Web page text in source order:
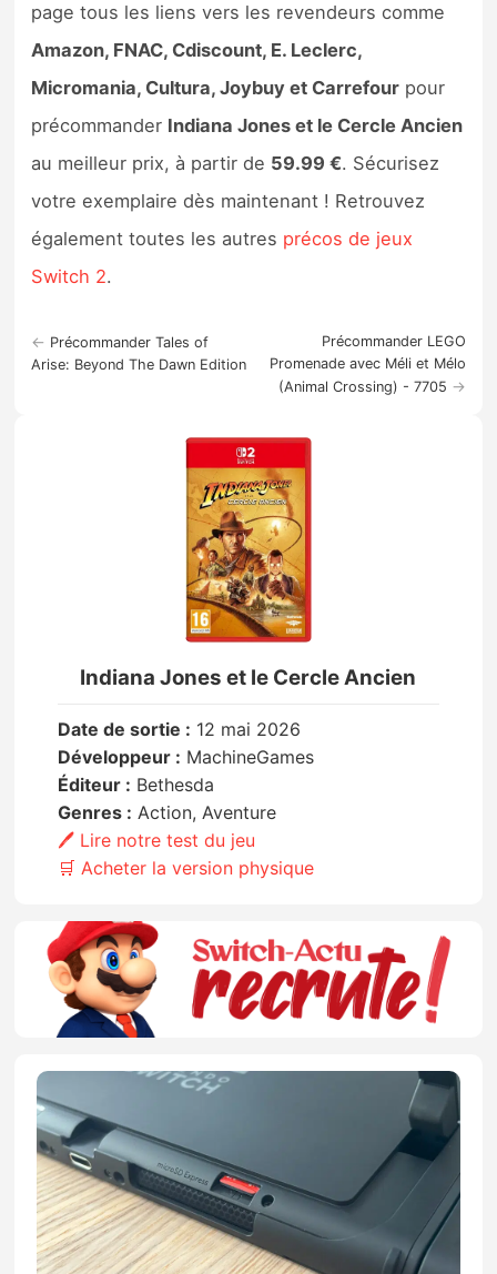
page tous les liens vers les revendeurs comme
Amazon, FNAC, Cdiscount, E. Leclerc,
Micromania, Cultura, Joybuy et Carrefour pour
précommander Indiana Jones et le Cercle Ancien
au meilleur prix, à partir de 59.99 €. Sécurisez
votre exemplaire dès maintenant ! Retrouvez
également toutes les autres précos de jeux
Switch 2.
← Précommander Tales of
Arise: Beyond The Dawn Edition
Précommander LEGO
Promenade avec Méli et Mélo
(Animal Crossing) - 7705 →
Indiana Jones et le Cercle Ancien
Date de sortie : 12 mai 2026
Développeur : MachineGames
Éditeur : Bethesda
Genres : Action, Aventure
🖊️ Lire notre test du jeu
🛒 Acheter la version physique